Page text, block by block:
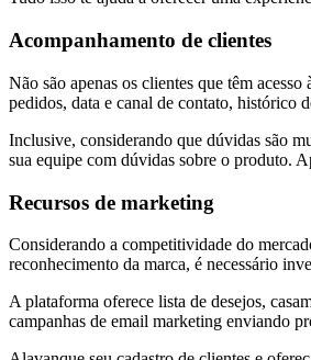
Acompanhamento de clientes
Não são apenas os clientes que têm
pedidos, data e canal de contato, histórico
Inclusive, considerando que dúvidas são
sua equipe com dúvidas sobre o produto.
Recursos de marketing
Considerando a competitividade do
reconhecimento da marca, é necessário
A plataforma oferece lista de desejos,
campanhas de email marketing enviando